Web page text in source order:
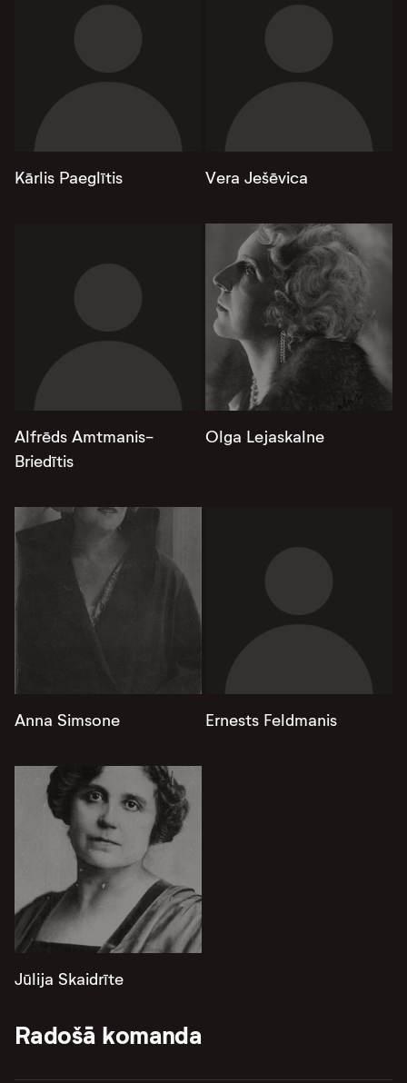
Kārlis Paeglītis Vera Ješēvica
Alfrēds Amtmanis-
Briedītis
Olga Lejaskalne
Anna Simsone Ernests Feldmanis
Jūlija Skaidrīte
Radošā komanda